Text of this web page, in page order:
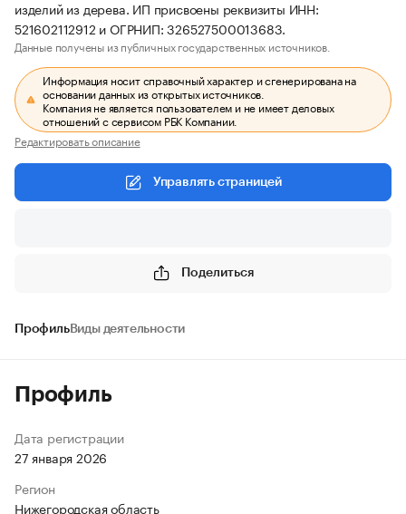
изделий из дерева. ИП присвоены реквизиты ИНН:
521602112912 и ОГРНИП: 326527500013683.
Данные получены из публичных государственных источников.
Информация носит справочный характер и сгенерирована на
основании данных из открытых источников.
Компания не является пользователем и не имеет деловых
отношений с сервисом РБК Компании.
Редактировать описание
Управлять страницей
Поделиться
ПрофильВиды деятельности
Профиль
Дата регистрации
27 января 2026
Регион
Нижегородская область